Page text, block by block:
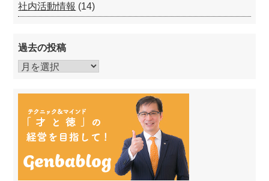
社内活動情報 (14)
過去の投稿
過
の